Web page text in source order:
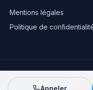
Mentions légales
Politique de
Adrien Balavoine—Agent
·
Appeler